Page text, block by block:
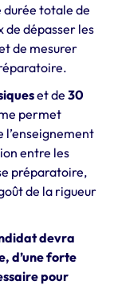
durée totale de
de dépasser les
de mesurer
etde 30
permet
l’enseignement
entre les
préparatoire,
de la rigueur
devra
d’une forte
pour